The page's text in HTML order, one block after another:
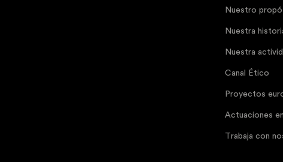
Nuestro
Nuestra
Nuestra
Canal Ético
Proyectos
Actuaciones
Trabaja con